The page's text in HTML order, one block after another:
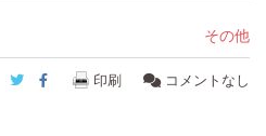
その他
Twitter
Facebook
印刷 コメントなし